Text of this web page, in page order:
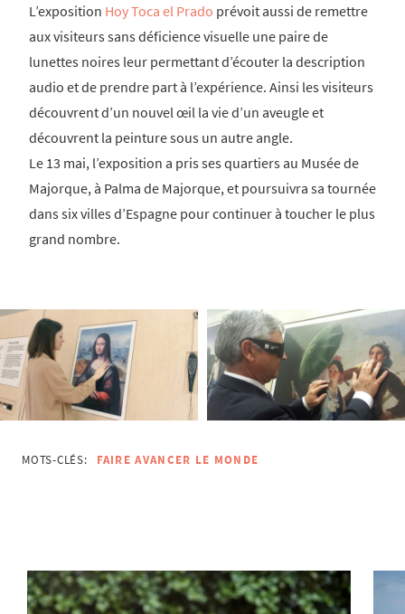
L’exposition Hoy Toca el Prado prévoit aussi de remettre
aux visiteurs sans déficience visuelle une paire de
lunettes noires leur permettant d’écouter la description
audio et de prendre part à l’expérience. Ainsi les visiteurs
découvrent d’un nouvel œil la vie d’un aveugle et
découvrent la peinture sous un autre angle.
Le 13 mai, l’exposition a pris ses quartiers au Musée de
Majorque, à Palma de Majorque, et poursuivra sa tournée
dans six villes d’Espagne pour continuer à toucher le plus
grand nombre.
MOTS-CLÉS: FAIRE AVANCER LE MONDE